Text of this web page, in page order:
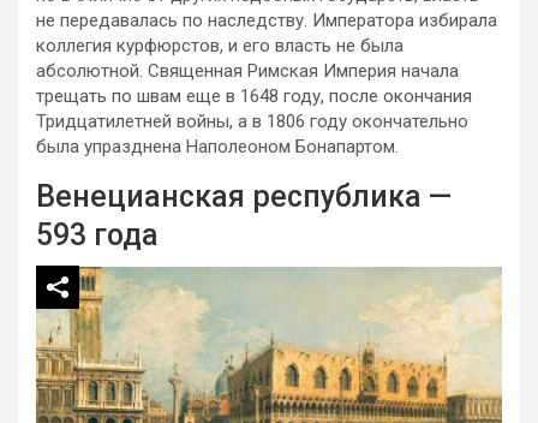
не передавалась по наследству. Императора избирала
коллегия курфюрстов, и его власть не была
абсолютной. Священная Римская Империя начала
трещать по швам еще в 1648 году, после окончания
Тридцатилетней войны, а в 1806 году окончательно
была упразднена Наполеоном Бонапартом.
Венецианская республика —
593 года